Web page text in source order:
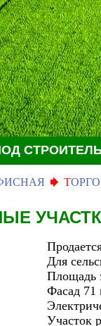
Т
Для
Площадь
Фасад 71
Участок